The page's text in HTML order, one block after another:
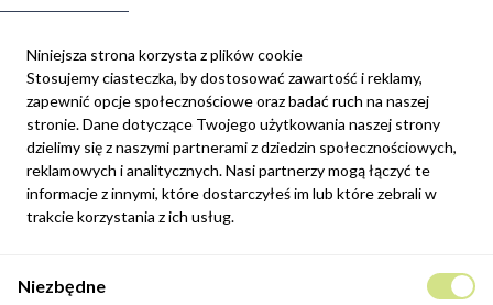
Newsletter
Możesz zrezygnować w każdej chwili. W tym celu należy odnaleźć
szczegóły w naszej informacji prawnej.
Zapisz się
internetowego.
Niniejsza strona korzysta z plików cookie
Stosujemy ciasteczka, by dostosować zawartość i reklamy,
zapewnić opcje społecznościowe oraz badać ruch na naszej
stronie. Dane dotyczące Twojego użytkowania naszej strony
dzielimy się z naszymi partnerami z dziedzin społecznościowych,
reklamowych i analitycznych. Nasi partnerzy mogą łączyć te
informacje z innymi, które dostarczyłeś im lub które zebrali w
trakcie korzystania z ich usług.
Niezbędne